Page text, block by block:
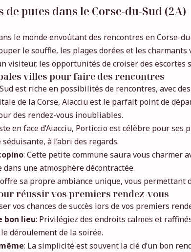
de putes dans le Corse-du-Sud (2A)
le monde envoûtant des rencontres en Corse-
le souffle, les plages dorées et les
visiteur, les opportunités de croiser des
villes pour faire des rencontres
est riche en possibilités de rencontres, avec
de la Corse, Aiacciu est le parfait point de
des rendez-vous inoubliables.
en face d’Aiacciu, Porticcio est célèbre pour
à l’abri des regards.
: Cette petite commune saura vous charmer
dans une atmosphère décontractée.
sa propre ambiance unique, vous
réussir vos premiers rendez-vous
vos chances de succès lors de vos premiers
bon lieu: Privilégiez des endroits calmes et
déroulement de la soirée.
: La simplicité est souvent la clé d’un bon